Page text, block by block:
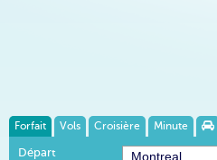
Forfait Vols Croisière Minute
Départ